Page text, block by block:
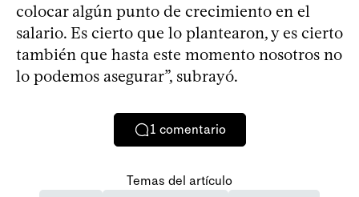
colocar algún punto de crecimiento en el
salario. Es cierto que lo plantearon, y es cierto
también que hasta este momento nosotros no
lo podemos asegurar”, subrayó.
1 comentario
Temas del artículo